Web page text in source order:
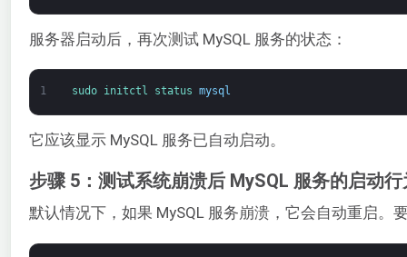
服务器启动后，再次测试 MySQL 服务的状态：
1 sudo initctl status mysql
它应该显示 MySQL 服务已自动启动。
步骤 5：测试系统崩溃后 MySQL 服务的启动行
默认情况下，如果 MySQL 服务崩溃，它会自动重启。